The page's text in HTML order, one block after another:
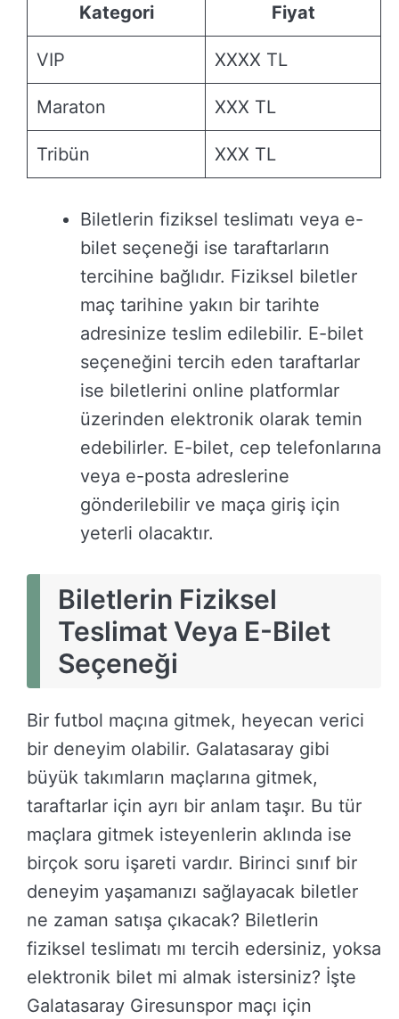
Kategori Fiyat
VIP XXXX TL
Maraton XXX TL
Tribün XXX TL
Biletlerin fiziksel teslimatı veya e-
bilet seçeneği ise taraftarların
tercihine bağlıdır. Fiziksel biletler
maç tarihine yakın bir tarihte
adresinize teslim edilebilir. E-bilet
seçeneğini tercih eden taraftarlar
ise biletlerini online platformlar
üzerinden elektronik olarak temin
edebilirler. E-bilet, cep telefonlarına
veya e-posta adreslerine
gönderilebilir ve maça giriş için
yeterli olacaktır.
Biletlerin Fiziksel
Teslimat Veya E-Bilet
Seçeneği
Bir futbol maçına gitmek, heyecan verici
bir deneyim olabilir. Galatasaray gibi
büyük takımların maçlarına gitmek,
taraftarlar için ayrı bir anlam taşır. Bu tür
maçlara gitmek isteyenlerin aklında ise
birçok soru işareti vardır. Birinci sınıf bir
deneyim yaşamanızı sağlayacak biletler
ne zaman satışa çıkacak? Biletlerin
fiziksel teslimatı mı tercih edersiniz, yoksa
elektronik bilet mi almak istersiniz? İşte
Galatasaray Giresunspor maçı için